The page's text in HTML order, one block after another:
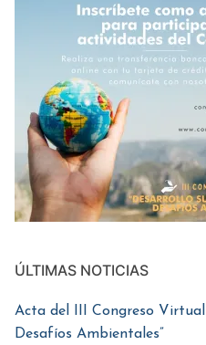
ÚLTIMAS NOTICIAS
Acta del III Congreso
Desafíos Ambientales”